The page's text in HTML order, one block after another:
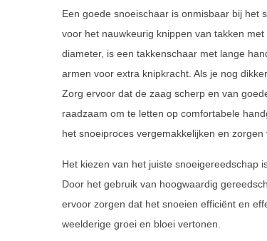
Een goede snoeischaar is onmisbaar bij het
voor het nauwkeurig knippen van takken
diameter, is een takkenschaar met lange
armen voor extra knipkracht. Als je nog
Zorg ervoor dat de zaag scherp en van
raadzaam om te letten op comfortabele
het snoeiproces vergemakkelijken en
Het kiezen van het juiste snoeigereedschap
Door het gebruik van hoogwaardig
ervoor zorgen dat het snoeien efficiënt en
weelderige groei en bloei vertonen.